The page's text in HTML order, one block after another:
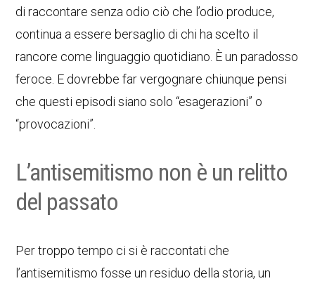
di raccontare senza odio ciò che l’odio produce,
continua a essere bersaglio di chi ha scelto il
rancore come linguaggio quotidiano. È un paradosso
feroce. E dovrebbe far vergognare chiunque pensi
che questi episodi siano solo “esagerazioni” o
“provocazioni”.
L’antisemitismo non è un relitto
del passato
Per troppo tempo ci si è raccontati che
l’antisemitismo fosse un residuo della storia, un